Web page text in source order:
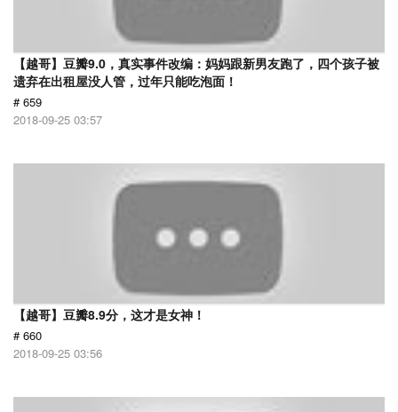
【越哥】豆瓣9.0，真实事件改编：妈妈跟新男友跑了，四个孩子被
遗弃在出租屋没人管，过年只能吃泡面！
# 659
2018-09-25 03:57
【越哥】豆瓣8.9分，这才是女神！
# 660
2018-09-25 03:56